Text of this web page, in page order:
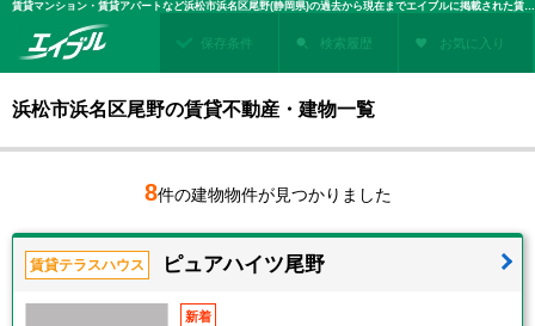
賃貸マンション・賃貸アパートなど浜松市浜名区尾野(静岡県)の過去から現在までエイブルに掲載された賃貸住宅情報・建物情報を検索！不動産賃貸を探すなら、お部屋探しのエイブル
保存条件 検索履歴 お気に入り
浜松市浜名区尾野の賃貸不動産・建物一覧
8件の建物物件が見つかりました
賃貸テラスハウス ピュアハイツ尾野
新着